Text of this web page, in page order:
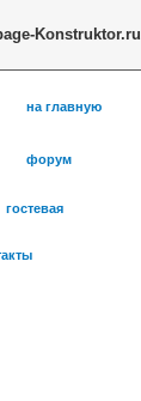
на главную
форум
гостевая
Konstruktor.ru